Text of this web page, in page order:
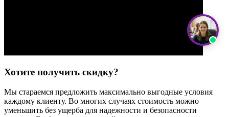
Хотите получить скидку?
Мы стараемся предложить максимально выгодные условия
каждому клиенту. Во многих случаях стоимость можно
уменьшить без ущерба для надежности и безопасности